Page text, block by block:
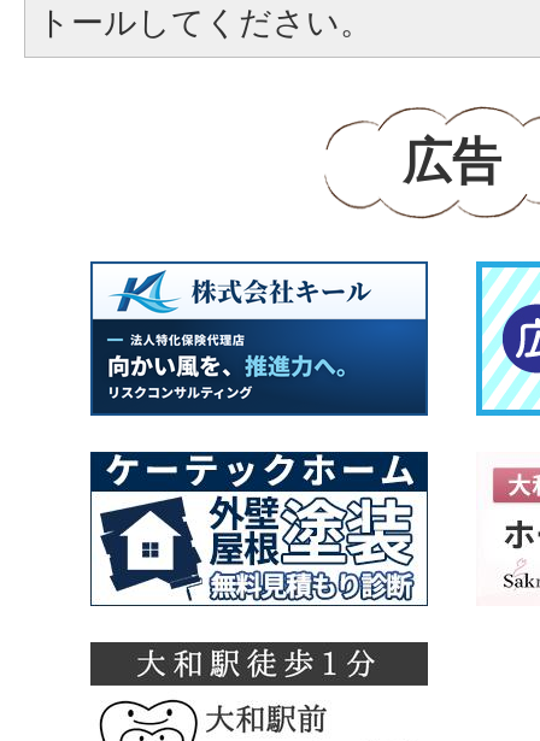
トールしてください。
広告